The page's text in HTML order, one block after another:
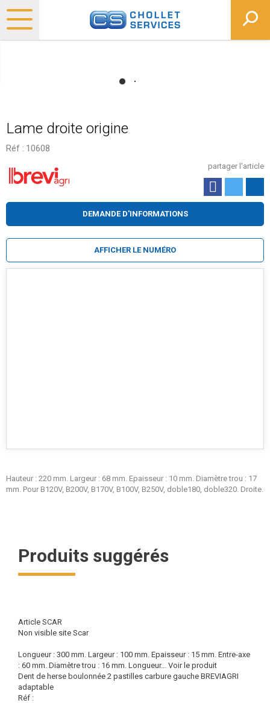
Lame droite origine
Réf : 10608
partager l'article
Hauteur : 220 mm. Largeur : 68 mm. Epaisseur : 10 mm. Diamètre trou : 17
mm. Pour B120V, B200V, B170V, B100V, B250V, doble180, doble320. Droite.
DEMANDE D'INFORMATIONS
AFFICHER LE NUMÉRO
Produits suggérés
Article SCAR
Non visible site Scar
Longueur : 300 mm. Largeur : 100 mm. Epaisseur : 15 mm. Entre-axe
: 60 mm. Diamètre trou : 16 mm. Longueur... Voir le produit
Dent de herse boulonnée 2 pastilles carbure gauche BREVIAGRI
adaptable
Réf :